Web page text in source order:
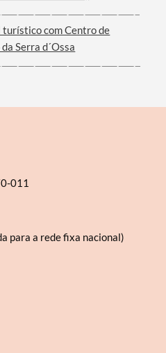
com Centro de
Serra d´Ossa
011
para a rede fixa nacional)